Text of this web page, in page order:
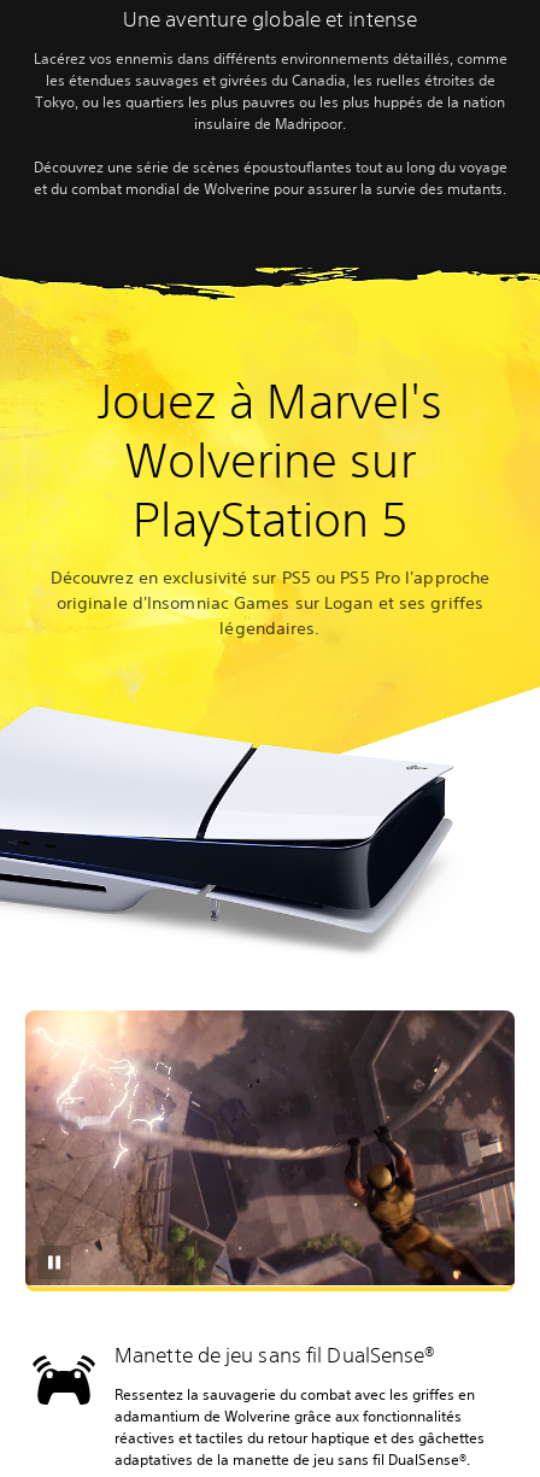
Une aventure globale et intense
Lacérez vos ennemis dans différents environnements détaillés, comme
les étendues sauvages et givrées du Canadia, les ruelles étroites de
Tokyo, ou les quartiers les plus pauvres ou les plus huppés de la nation
insulaire de Madripoor.
Découvrez une série de scènes époustouflantes tout au long du voyage
et du combat mondial de Wolverine pour assurer la survie des mutants.
Jouez à Marvel's
Wolverine sur
PlayStation 5
Découvrez en exclusivité sur PS5 ou PS5 Pro l'approche
originale d'Insomniac Games sur Logan et ses griffes
légendaires.
Manette de jeu sans fil DualSense®
Ressentez la sauvagerie du combat avec les griffes en
adamantium de Wolverine grâce aux fonctionnalités
réactives et tactiles du retour haptique et des gâchettes
adaptatives de la manette de jeu sans fil DualSense®.